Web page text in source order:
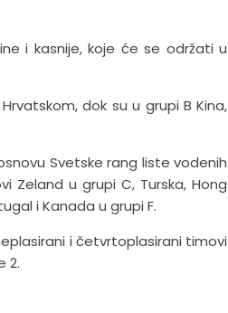
i kasnije, koje će se održati u
dok su u grupi B Kina,
Svetske rang liste vodenih
Zeland u grupi C, Turska, Hong
i Kanada u grupi F.
i četvrtoplasirani timovi
2.